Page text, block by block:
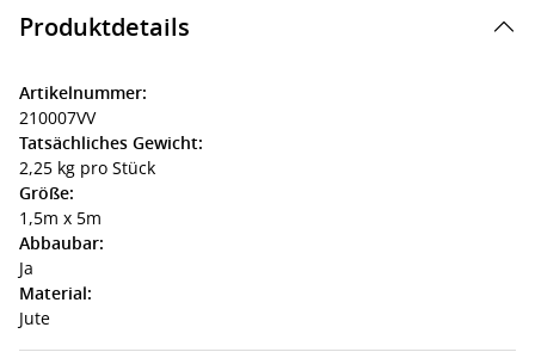
Produktdetails
Artikelnummer:
210007VV
Tatsächliches Gewicht:
2,25 kg pro Stück
Größe:
1,5m x 5m
Abbaubar:
Ja
Material:
Jute